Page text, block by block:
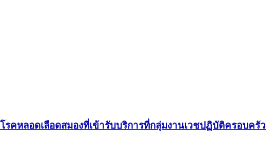
คหลอดเลือดสมองที่เข้ารับบริการที่กลุ่มงานเวชปฏิบัติครอบครัว